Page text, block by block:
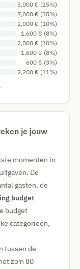
3,000 € (15%)
7,000 € (35%)
2,000 € (10%)
1,600 € (8%)
2,000 € (10%)
1,600 € (8%)
600 € (3%)
2,200 € (11%)
je jouw
momenten in
De
gasten, de
budget
budget
categorieën,
tussen de
zo'n 80